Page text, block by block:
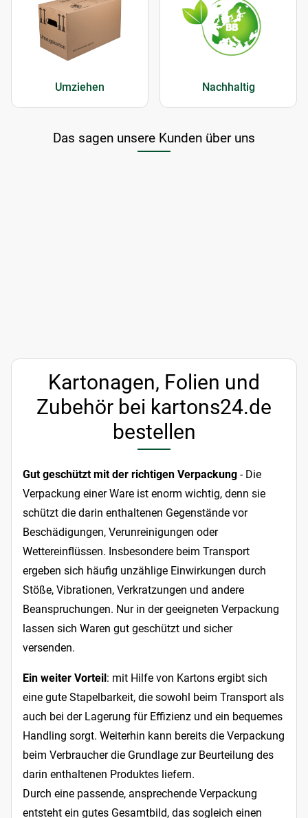
Umziehen Nachhaltig
Das sagen unsere Kunden über uns
Kartonagen, Folien und
Zubehör bei kartons24.de
bestellen
Gut geschützt mit der richtigen Verpackung - Die
Verpackung einer Ware ist enorm wichtig, denn sie
schützt die darin enthaltenen Gegenstände vor
Beschädigungen, Verunreinigungen oder
Wettereinflüssen. Insbesondere beim Transport
ergeben sich häufig unzählige Einwirkungen durch
Stöße, Vibrationen, Verkratzungen und andere
Beanspruchungen. Nur in der geeigneten Verpackung
lassen sich Waren gut geschützt und sicher
versenden.
Ein weiter Vorteil : mit Hilfe von Kartons ergibt sich
eine gute Stapelbarkeit, die sowohl beim Transport als
auch bei der Lagerung für Effizienz und ein bequemes
Handling sorgt. Weiterhin kann bereits die Verpackung
beim Verbraucher die Grundlage zur Beurteilung des
darin enthaltenen Produktes liefern.
Durch eine passende, ansprechende Verpackung
entsteht ein gutes Gesamtbild, das sogleich einen